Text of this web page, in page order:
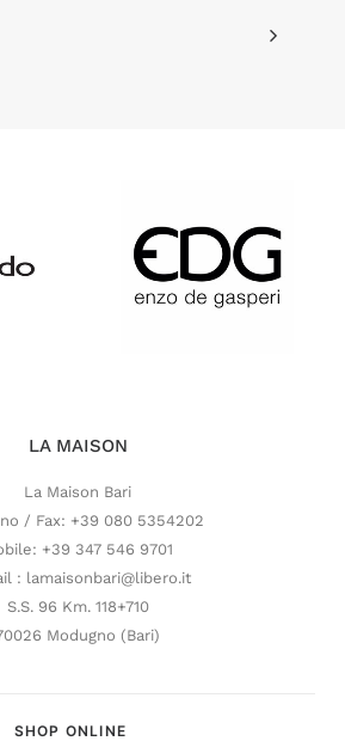
LA MAISON
La Maison Bari
/ Fax: +39 080 5354202
+39 347 546 9701
: lamaisonbari@libero.it
S.S. 96 Km. 118+710
Modugno (Bari)
SHOP ONLINE